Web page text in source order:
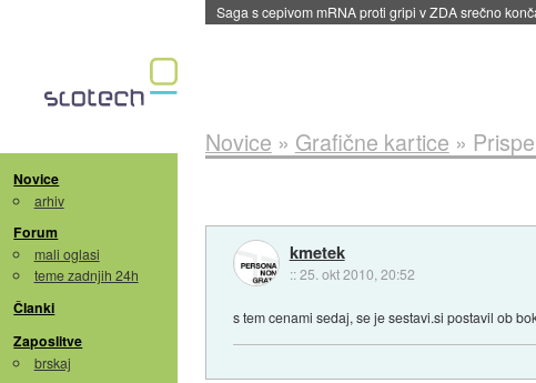
Saga s cepivom mRNA proti gripi v ZDA srečno
Novice
arhiv
Forum
mali oglasi
teme zadnjih 24h
Članki
Zaposlitve
brskaj
Novice » Grafične kartice »
kmetek
::25. okt 2010, 20:52
s tem cenami sedaj, se je sestavi.si postavil ob